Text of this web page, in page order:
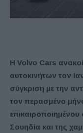
Η Volvo Cars
αυτοκινήτων τον
σύγκριση με την
τον περασμένο
Σουηδία και της